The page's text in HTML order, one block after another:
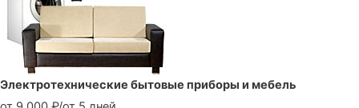
Электротехнические бытовые приборы и мебель